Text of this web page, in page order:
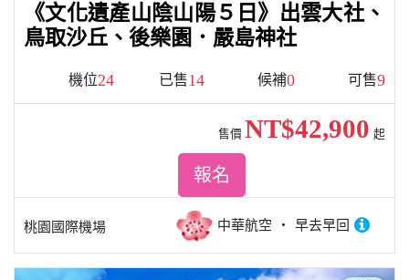
《文化遺產山陰山陽５日》出雲大社、
鳥取沙丘、後樂園．嚴島神社
機位24 已售14 候補0 可售9
桃園國際機場 中華航空 早去早回
售價 NT$42,900 起
報名